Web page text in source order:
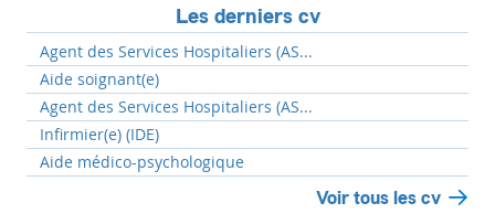
Les derniers cv
Agent des Services Hospitaliers (AS...
Aide soignant(e)
Agent des Services Hospitaliers (AS...
Infirmier(e) (IDE)
Aide médico-psychologique
Voir tous les cv